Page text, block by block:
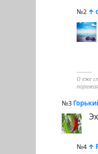
№2 ↑
----------
О еже
№3
№4 ↑